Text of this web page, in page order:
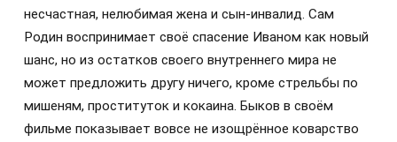
несчастная, нелюбимая жена и сын-инвалид. Сам
Родин воспринимает своё спасение Иваном как новый
шанс, но из остатков своего внутреннего мира не
может предложить другу ничего, кроме стрельбы по
мишеням, проституток и кокаина. Быков в своём
фильме показывает вовсе не изощрённое коварство